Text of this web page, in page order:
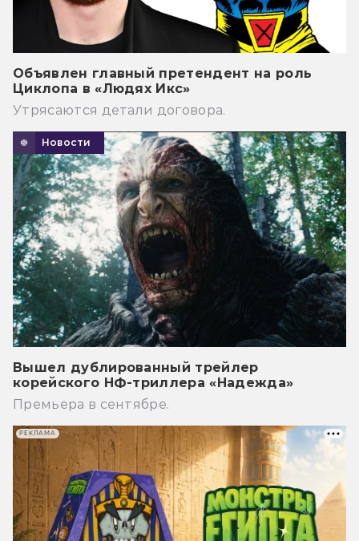
Объявлен главный претендент на роль
Циклопа в «Людях Икс»
Утрясаются детали договора.
Новости
Вышел дублированный трейлер
корейского НФ-триллера «Надежда»
Премьера в сентябре.
РЕКЛАМА